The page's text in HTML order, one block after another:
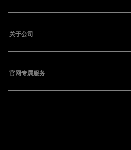
关于公司
官网专属服务